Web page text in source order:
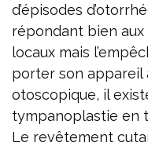
d’épisodes
répondant bien
locaux mais
porter son appareil
otoscopique, il
tympanoplastie en
Le revêtement